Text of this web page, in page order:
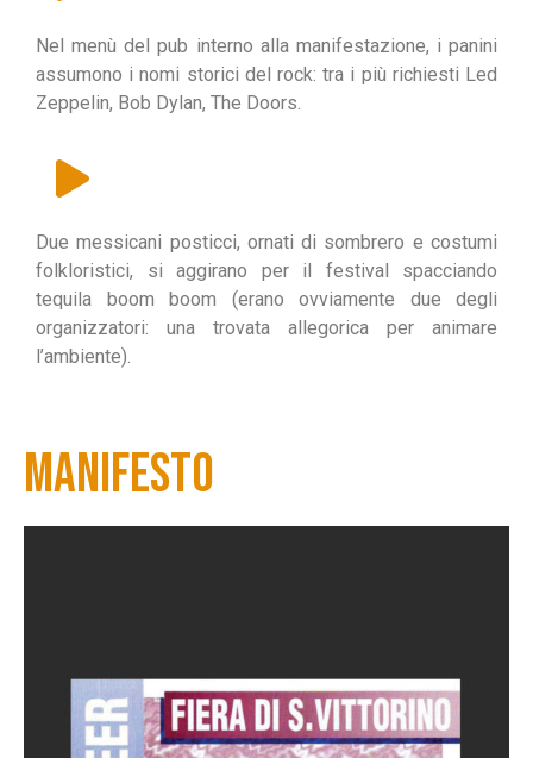
Nel menù del pub interno alla manifestazione, i panini
assumono i nomi storici del rock: tra i più richiesti Led
Zeppelin, Bob Dylan, The Doors.
Due messicani posticci, ornati di sombrero e costumi
folkloristici, si aggirano per il festival spacciando
tequila boom boom (erano ovviamente due degli
organizzatori: una trovata allegorica per animare
l’ambiente).
MANIFESTO